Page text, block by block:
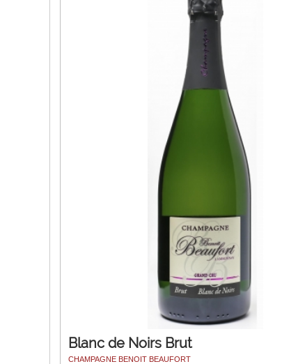
Blanc de Noirs Brut
CHAMPAGNE BENOIT BEAUFORT